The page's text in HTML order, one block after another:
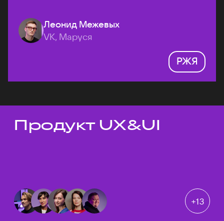
Леонид Межевых
VK, Маруся
РЖЯ
Темы докладов
Продукт UX&UI
+13